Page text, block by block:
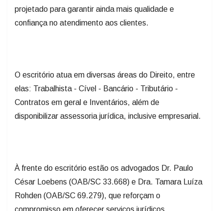
projetado para garantir ainda mais qualidade e
confiança no atendimento aos clientes.
O escritório atua em diversas áreas do Direito, entre
elas: Trabalhista - Cível - Bancário - Tributário -
Contratos em geral e Inventários, além de
disponibilizar assessoria jurídica, inclusive empresarial.
À frente do escritório estão os advogados Dr. Paulo
César Loebens (OAB/SC 33.668) e Dra. Tamara Luíza
Rohden (OAB/SC 69.279), que reforçam o
compromisso em oferecer serviços jurídicos